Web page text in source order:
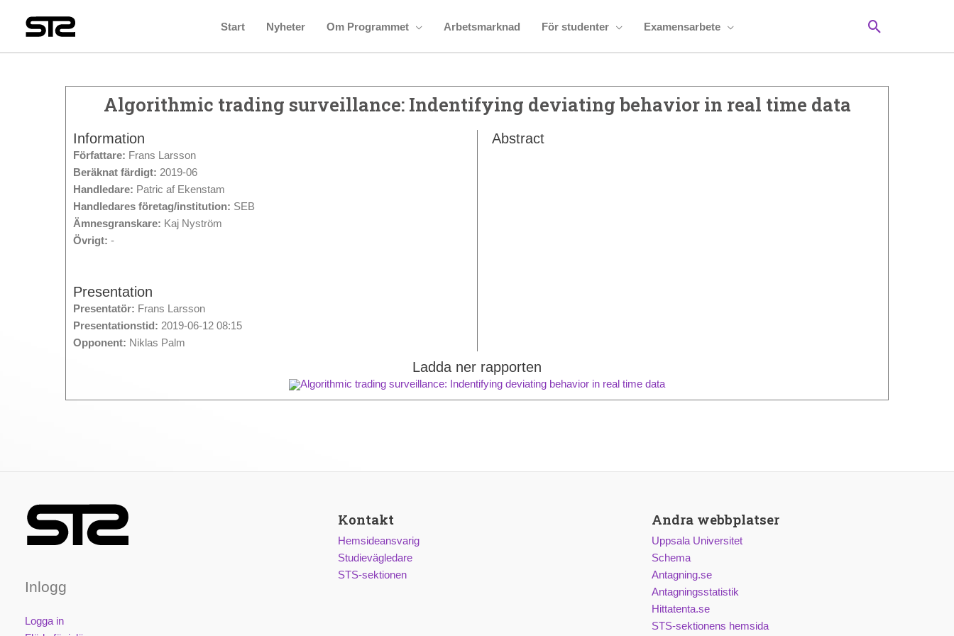
Start Nyheter Om Programmet Arbetsmarknad För studenter Examensarbete Sök
Algorithmic trading surveillance: Indentifying deviating behavior in real time data
Information
Författare: Frans Larsson
Beräknat färdigt: 2019-06
Handledare: Patric af Ekenstam
Handledares företag/institution: SEB
Ämnesgranskare: Kaj Nyström
Övrigt: -
Presentation
Presentatör: Frans Larsson
Presentationstid: 2019-06-12 08:15
Opponent: Niklas Palm
Abstract
Ladda ner rapporten
Algorithmic trading surveillance: Indentifying deviating behavior in real time data
Inlogg
Logga in
Kontakt
Hemsideansvarig
Studievägledare
STS-sektionen
Andra webbplatser
Uppsala Universitet
Schema
Antagning.se
Antagningsstatistik
Hittatenta.se
STS-sektionens hemsida